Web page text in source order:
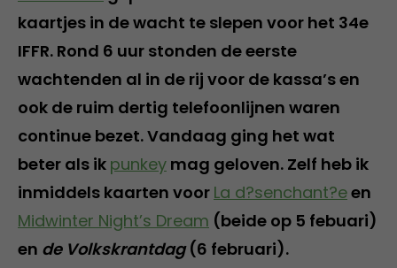
kaartjes in de wacht te slepen voor het 34e
IFFR. Rond 6 uur stonden de eerste
wachtenden al in de rij voor de kassa’s en
ook de ruim dertig telefoonlijnen waren
continue bezet. Vandaag ging het wat
beter als ik punkey mag geloven. Zelf heb ik
inmiddels kaarten voor La d?senchant?een
Midwinter Night’s Dream (beide op 5 febuari)
en de Volkskrantdag(6 februari).